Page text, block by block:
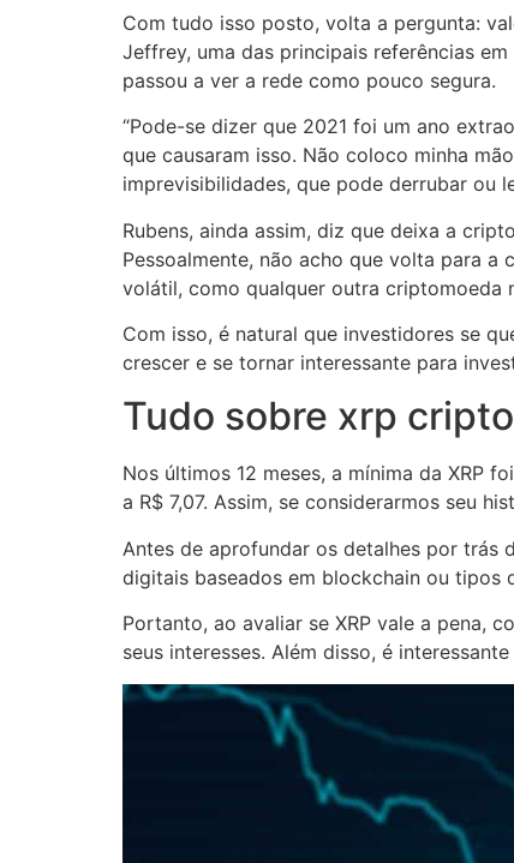
Com tudo isso posto, volta a pergunta:
Jeffrey, uma das principais referências
passou a ver a rede como pouco segura.
“Pode-se dizer que 2021 foi um ano
que causaram isso. Não coloco minha
imprevisibilidades, que pode derrubar ou
Rubens, ainda assim, diz que deixa a
Pessoalmente, não acho que volta para
volátil, como qualquer outra criptomoeda
Com isso, é natural que investidores se
crescer e se tornar interessante para
Tudo sobre xrp
Nos últimos 12 meses, a mínima da XRP
a R$ 7,07. Assim, se considerarmos seu
Antes de aprofundar os detalhes por
digitais baseados em blockchain ou tipos
Portanto, ao avaliar se XRP vale a pena,
seus interesses. Além disso, é